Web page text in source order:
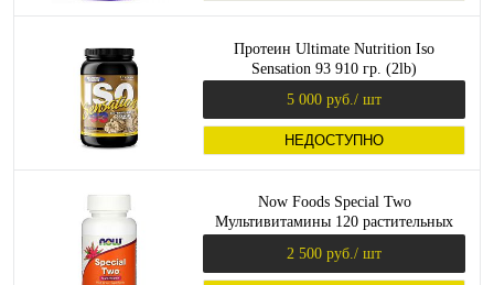
Протеин Ultimate Nutrition Iso
Sensation 93 910 гр. (2lb)
5 000 руб. / шт
НЕДОСТУПНО
Now Foods Special Two
Мультивитамины 120 растительных
2 500 руб. / шт